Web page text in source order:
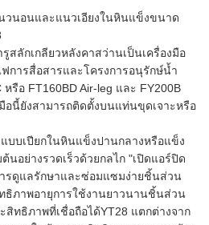
วนอนและแนวเอียงในหินแข็งขนาด
สลักเกลียวหลังคาสว่านเป็นเครื่องมือ
การสื่อสารและโครงการอนุรักษ์น้ำ
รือ FT160BD Air-leg และ FY200B
อนี้ยังสามารถติดตั้งบนแท่นขุดเจาะหรือ
แบบเปียกในหินแข็งปานกลางหรือแข็ง
นอย่างรวดเร็วด้วยกลไก "เปิดแอร์ปิด
รดูแลรักษาและซ่อมแซมง่ายชิ้นส่วน
ธิภาพอายุการใช้งานยาวนานชิ้นส่วน
ทธิภาพที่เชื่อถือได้YT28 แตกต่างจาก